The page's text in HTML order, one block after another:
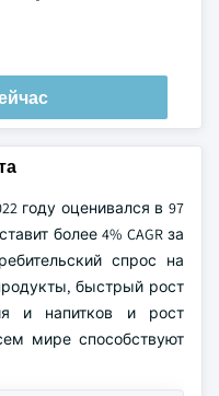
году оценивался в 97
более 4% CAGR за
спрос на
быстрый рост
и напитков и рост
мире способствуют